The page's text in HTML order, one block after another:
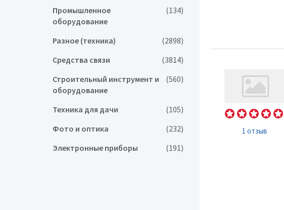
1 отзыв
Промышленное
оборудование
(134)
Разное (техника) (2898)
Средства связи (3814)
Строительный инструмент и
оборудование
(560)
Техника для дачи (105)
Фото и оптика (232)
Электронные приборы (191)